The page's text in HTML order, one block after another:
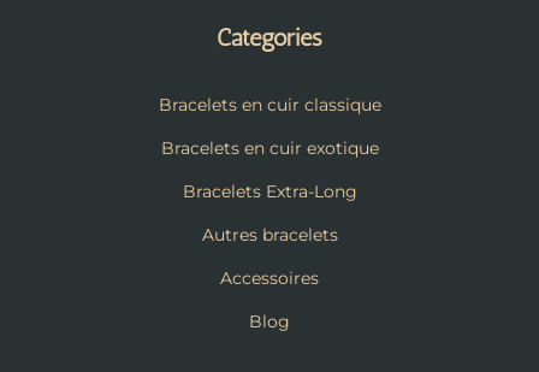
Catégories
Bracelets en cuir classique
Bracelets en cuir exotique
Bracelets Extra-Long
Autres bracelets
Accessoires
Blog